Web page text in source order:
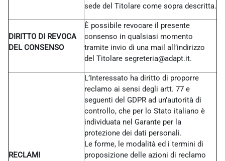
sede del Titolare come sopra descritta.
DIRITTO DI REVOCA
DEL CONSENSO
È possibile revocare il presente
consenso in qualsiasi momento
tramite invio di una mail all’indirizzo
del Titolare segreteria@adapt.it.
RECLAMI
L’Interessato ha diritto di proporre
reclamo ai sensi degli artt. 77 e
seguenti del GDPR ad un’autorità di
controllo, che per lo Stato italiano è
individuata nel Garante per la
protezione dei dati personali.
Le forme, le modalità ed i termini di
proposizione delle azioni di reclamo